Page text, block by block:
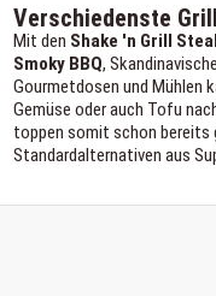
Verschiedenste
Mit den Shake 'n Grill
Smoky BBQ,
Gourmetdosen und Mühlen
Gemüse oder auch Tofu
toppen somit schon bereits
Standardalternativen aus